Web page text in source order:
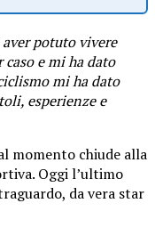
potuto vivere
e mi ha dato
mi ha dato
esperienze e
momento chiude alla
Oggi l’ultimo
da vera star